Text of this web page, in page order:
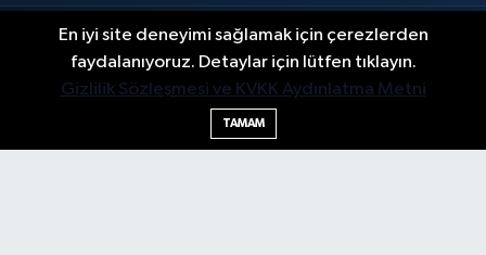
İLETİŞİM KÜNYE
Gizlilik Sözleşmesi
Yayın Politikaları ve Kullanım Şartları
Yayın İlkeleri
Hakkımızda
Okan Çakır kimdir?
BİLİM DÜNYA EĞİTİM EKONOMİ
GENEL
SAMSUNSPOR KÜLTÜR - SANAT
SAMSUN HABER
En iyi site deneyimi sağlamak için çerezlerden
faydalanıyoruz. Detaylar için lütfen tıklayın.
Gizlilik Sözleşmesi ve KVKK Aydınlatma Metni
TAMAM